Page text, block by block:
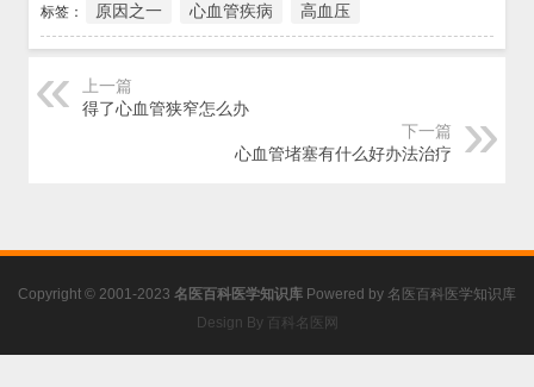
标签： 原因之一 心血管疾病 高血压
上一篇
得了心血管狭窄怎么办
下一篇
心血管堵塞有什么好办法治疗
Copyright © 2001-2023 名医百科医学知识库 Powered by 名医百科医学知识库
Design By 百科名医网